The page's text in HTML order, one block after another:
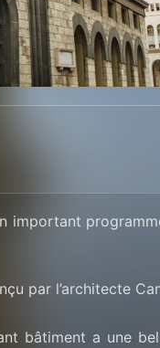
important
par l’architecte
bâtiment a une